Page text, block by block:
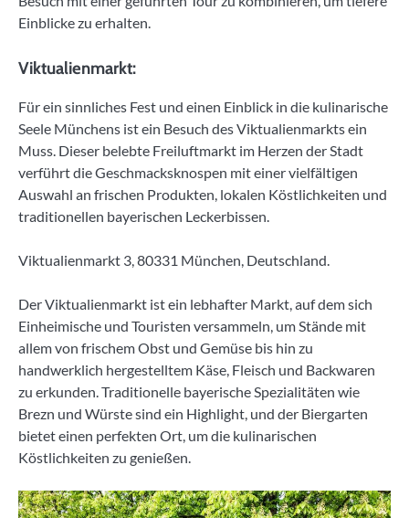
Einblicke zu erhalten.
Viktualienmarkt:
Für ein sinnliches Fest und einen Einblick in die kulinarische
Seele Münchens ist ein Besuch des Viktualienmarkts ein
Muss. Dieser belebte Freiluftmarkt im Herzen der Stadt
verführt die Geschmacksknospen mit einer vielfältigen
Auswahl an frischen Produkten, lokalen Köstlichkeiten und
traditionellen bayerischen Leckerbissen.
Viktualienmarkt 3, 80331 München, Deutschland.
Der Viktualienmarkt ist ein lebhafter Markt, auf dem sich
Einheimische und Touristen versammeln, um Stände mit
allem von frischem Obst und Gemüse bis hin zu
handwerklich hergestelltem Käse, Fleisch und Backwaren
zu erkunden. Traditionelle bayerische Spezialitäten wie
Brezn und Würste sind ein Highlight, und der Biergarten
bietet einen perfekten Ort, um die kulinarischen
Köstlichkeiten zu genießen.